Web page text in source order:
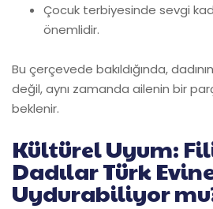
Çocuk terbiyesinde sevgi
önemlidir.
Bu çerçevede bakıldığında,
değil, aynı zamanda ailenin bir
beklenir.
Kültürel Uyum:
Dadılar Türk
Uydurabiliyor